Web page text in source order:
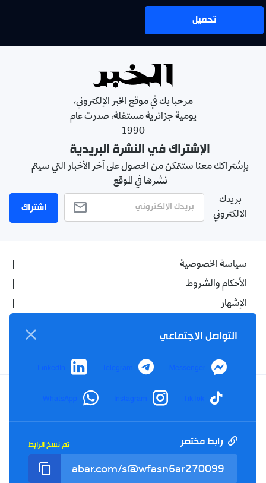
تحميل
مرحبا بك في موقع الخبر الإلكتروني،
يومية جزائرية مستقلة، صدرت عام
1990
الإشتراك في النشرة البريدية
بإشتراكك معنا ستتمكن من الحصول على آخر الأخبار التي سيتم
نشرها في الموقع
بريدك
الالكتروني
اشتراك
سياسة الخصوصية
الأحكام والشروط
الإشهار
من نحن
Facebook
YouTube
TikTok
Kreo Agency
Tel : +213(0)023 31 69 04 - eMail :
التواصل الاجتماعي
Messenger
Telegram
LinkedIn
TikTok
Instagram
WhatsApp
رابط مختصر تم نسخ الرابط